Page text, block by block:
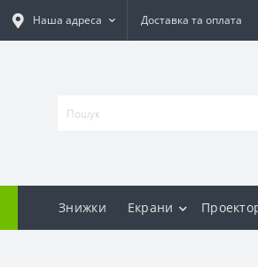
Наша адреса Доставка та оплата
Знижки Екрани